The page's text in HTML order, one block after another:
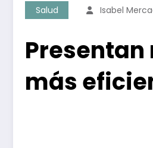
Salud Isabel
más